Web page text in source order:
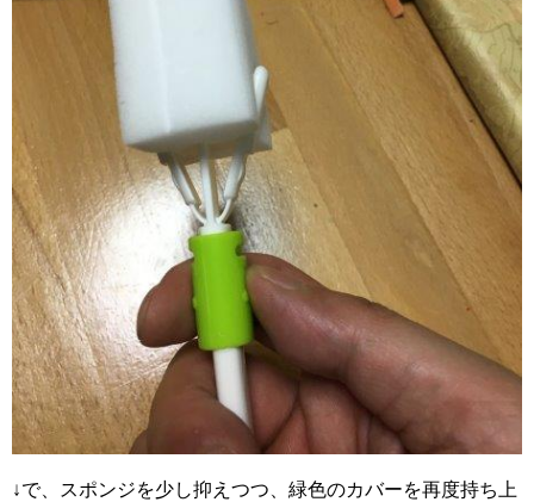
↓で、スポンジを少し抑えつつ、緑色のカバーを再度持ち上